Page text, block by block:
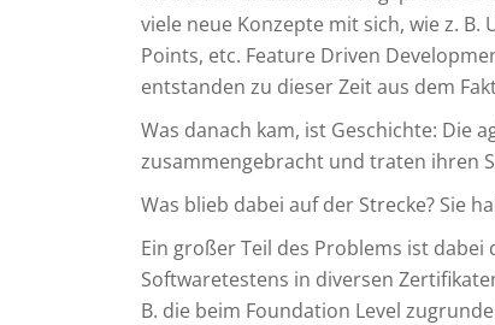
viele neue Konzepte mit sich, wie z.
Points, etc. Feature Driven
entstanden zu dieser Zeit aus dem
Was danach kam, ist Geschichte: Die
zusammengebracht und traten ihren
Was blieb dabei auf der Strecke? Sie
Ein großer Teil des Problems ist
Softwaretestens in diversen
B. die beim Foundation Level